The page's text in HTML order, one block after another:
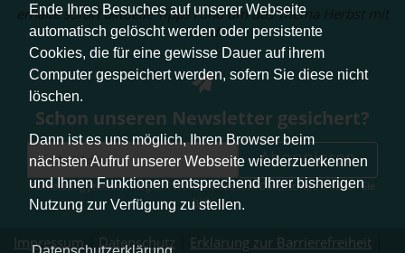
Ende Ihres Besuches auf unserer Webseite
automatisch gelöscht werden oder persistente
Cookies, die für eine gewisse Dauer auf ihrem
Computer gespeichert werden, sofern Sie diese nicht
löschen.
Dann ist es uns möglich, Ihren Browser beim
nächsten Aufruf unserer Webseite wiederzuerkennen
und Ihnen Funktionen entsprechend Ihrer bisherigen
Nutzung zur Verfügung zu stellen.
erhalte sofort aktuelle Tipps rund um das Thema Herbst mit
Hund.
Schon unseren Newsletter gesichert?
Abonnieren
Abmeldung jederzeit möglich. Weitere Infos zum Datenschutz erhalten Sie
hier.
Impressum| Datenschutz Erklärung zur Barrierefreiheit